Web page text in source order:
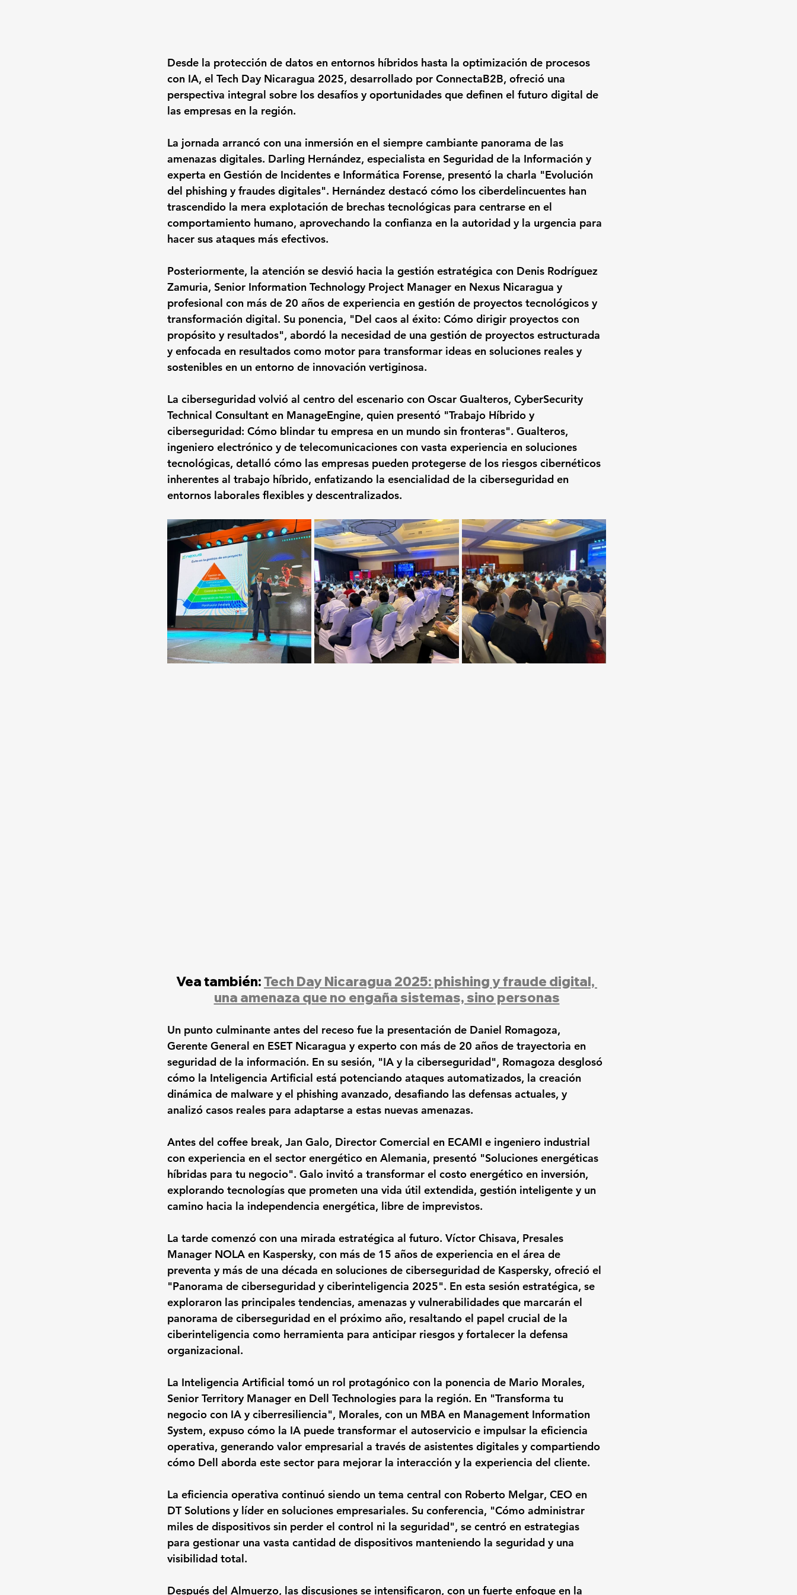
Desde la protección de datos en entornos híbridos hasta la optimización de procesos
con IA, el Tech Day Nicaragua 2025, desarrollado por ConnectaB2B, ofreció una
perspectiva integral sobre los desafíos y oportunidades que definen el futuro digital de
las empresas en la región.
La jornada arrancó con una inmersión en el siempre cambiante panorama de las
amenazas digitales. Darling Hernández, especialista en Seguridad de la Información y
experta en Gestión de Incidentes e Informática Forense, presentó la charla "Evolución
del phishing y fraudes digitales". Hernández destacó cómo los ciberdelincuentes han
trascendido la mera explotación de brechas tecnológicas para centrarse en el
comportamiento humano, aprovechando la confianza en la autoridad y la urgencia para
hacer sus ataques más efectivos.
Posteriormente, la atención se desvió hacia la gestión estratégica con Denis Rodríguez
Zamuria, Senior Information Technology Project Manager en Nexus Nicaragua y
profesional con más de 20 años de experiencia en gestión de proyectos tecnológicos y
transformación digital. Su ponencia, "Del caos al éxito: Cómo dirigir proyectos con
propósito y resultados", abordó la necesidad de una gestión de proyectos estructurada
y enfocada en resultados como motor para transformar ideas en soluciones reales y
sostenibles en un entorno de innovación vertiginosa.
La ciberseguridad volvió al centro del escenario con Oscar Gualteros, CyberSecurity
Technical Consultant en ManageEngine, quien presentó "Trabajo Híbrido y
ciberseguridad: Cómo blindar tu empresa en un mundo sin fronteras". Gualteros,
ingeniero electrónico y de telecomunicaciones con vasta experiencia en soluciones
tecnológicas, detalló cómo las empresas pueden protegerse de los riesgos cibernéticos
inherentes al trabajo híbrido, enfatizando la esencialidad de la ciberseguridad en
entornos laborales flexibles y descentralizados.
Vea también: Tech Day Nicaragua 2025: phishing y fraude digital,
una amenaza que no engaña sistemas, sino personas
Un punto culminante antes del receso fue la presentación de Daniel Romagoza,
Gerente General en ESET Nicaragua y experto con más de 20 años de trayectoria en
seguridad de la información. En su sesión, "IA y la ciberseguridad", Romagoza desglosó
cómo la Inteligencia Artificial está potenciando ataques automatizados, la creación
dinámica de malware y el phishing avanzado, desafiando las defensas actuales, y
analizó casos reales para adaptarse a estas nuevas amenazas.
Antes del coffee break, Jan Galo, Director Comercial en ECAMI e ingeniero industrial
con experiencia en el sector energético en Alemania, presentó "Soluciones energéticas
híbridas para tu negocio". Galo invitó a transformar el costo energético en inversión,
explorando tecnologías que prometen una vida útil extendida, gestión inteligente y un
camino hacia la independencia energética, libre de imprevistos.
La tarde comenzó con una mirada estratégica al futuro. Víctor Chisava, Presales
Manager NOLA en Kaspersky, con más de 15 años de experiencia en el área de
preventa y más de una década en soluciones de ciberseguridad de Kaspersky, ofreció el
"Panorama de ciberseguridad y ciberinteligencia 2025". En esta sesión estratégica, se
exploraron las principales tendencias, amenazas y vulnerabilidades que marcarán el
panorama de ciberseguridad en el próximo año, resaltando el papel crucial de la
ciberinteligencia como herramienta para anticipar riesgos y fortalecer la defensa
organizacional.
La Inteligencia Artificial tomó un rol protagónico con la ponencia de Mario Morales,
Senior Territory Manager en Dell Technologies para la región. En "Transforma tu
negocio con IA y ciberresiliencia", Morales, con un MBA en Management Information
System, expuso cómo la IA puede transformar el autoservicio e impulsar la eficiencia
operativa, generando valor empresarial a través de asistentes digitales y compartiendo
cómo Dell aborda este sector para mejorar la interacción y la experiencia del cliente.
La eficiencia operativa continuó siendo un tema central con Roberto Melgar, CEO en
DT Solutions y líder en soluciones empresariales. Su conferencia, "Cómo administrar
miles de dispositivos sin perder el control ni la seguridad", se centró en estrategias
para gestionar una vasta cantidad de dispositivos manteniendo la seguridad y una
visibilidad total.
Después del Almuerzo, las discusiones se intensificaron, con un fuerte enfoque en la